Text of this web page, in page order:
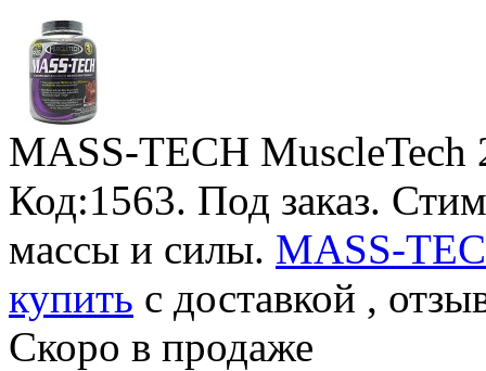
MASS-TECH MuscleTech
Код:1563. Под заказ.
массы и силы. MASS-
купить с доставкой ,
Скоро в продаже